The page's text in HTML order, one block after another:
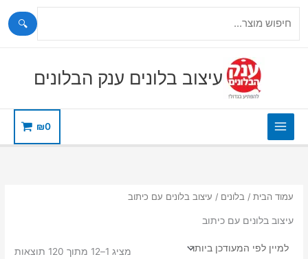
🔍
עיצוב בלונים ענק הבלונים
₪0
עמוד הבית / בלונים / עיצוב בלונים עם כיתוב
עיצוב בלונים עם כיתוב
מציג 1–12 מתוך 120 תוצאות